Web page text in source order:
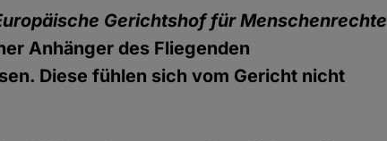
Gerichtshof für Menschenrechte
Anhänger des Fliegenden
Diese fühlen sich vom Gericht nicht